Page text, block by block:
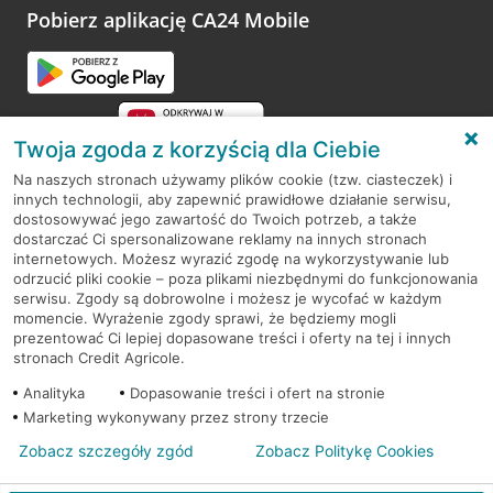
opinie.
Pobierz aplikację CA24 Mobile
RODO
Regulamin serwisu
Mapa serwisu
PolitykaCookies
© 2026 Credit Agricole Bank Polska S.A. Wszelkie prawa zastrzeżone
Twoja zgoda z korzyścią dla Ciebie
Na naszych stronach używamy plików cookie (tzw. ciasteczek) i
innych technologii, aby zapewnić prawidłowe działanie serwisu,
dostosowywać jego zawartość do Twoich potrzeb, a także
dostarczać Ci spersonalizowane reklamy na innych stronach
internetowych. Możesz wyrazić zgodę na wykorzystywanie lub
odrzucić pliki cookie – poza plikami niezbędnymi do funkcjonowania
serwisu. Zgody są dobrowolne i możesz je wycofać w każdym
momencie. Wyrażenie zgody sprawi, że będziemy mogli
prezentować Ci lepiej dopasowane treści i oferty na tej i innych
stronach Credit Agricole.
Analityka
Dopasowanie treści i ofert na stronie
Marketing wykonywany przez strony trzecie
Zobacz szczegóły zgód Zobacz Politykę Cookies